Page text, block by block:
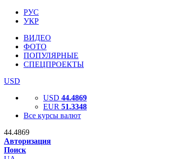
РУС
УКР
ВИДЕО
ФОТО
ПОПУЛЯРНЫЕ
СПЕЦПРОЕКТЫ
USD
USD 44.4869
EUR 51.3348
Все курсы валют
44.4869
Авторизация
Поиск